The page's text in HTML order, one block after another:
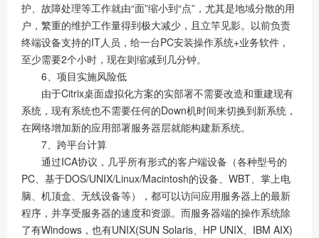
护、故障处理等工作就由“面”缩小到“点”，尤其是地域分散的用
户，繁重的维护工作量得到极大减少，且立竿见影。以前负责
终端设备支持的IT人员，给一台PC安装操作系统+业务软件，
至少需要2个小时，现在则缩减到几分钟。
6、项目实施风险低
由于Citrix桌面虚拟化方案的实部署不需要改造和重建现有
系统，现有系统也不需要任何的Down机时间来切换到新系统，
在网络增加新的应用部署服务器层就能构建新系统。
7、跨平台计算
通过ICA协议，几乎所有形式的客户端设备（各种型号的
PC、基于DOS/UNIX/Linux/Macintosh的设备、WBT、掌上电
脑、机顶盒、无线设备等），都可以访问应用服务器上的最新
程序，并享受服务器的速度和资源。而服务器端的操作系统除
了有Windows，也有UNIX(SUN Solaris、HP UNIX、IBM AIX)